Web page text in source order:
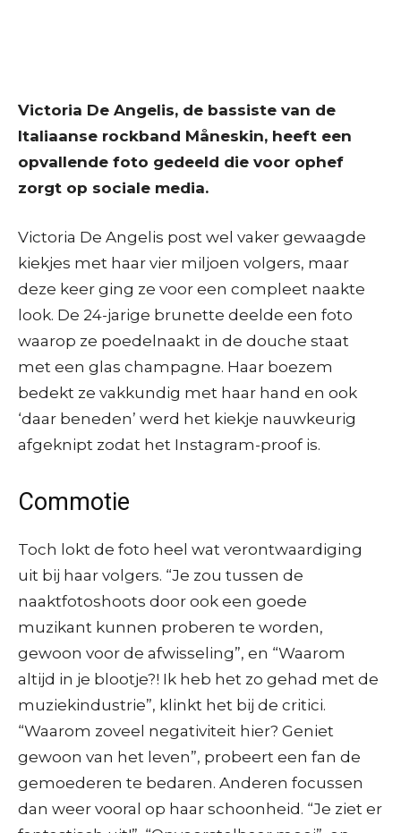
Victoria De Angelis, de bassiste van de
Italiaanse rockband Måneskin, heeft een
opvallende foto gedeeld die voor ophef
zorgt op sociale media.
Victoria De Angelis post wel vaker gewaagde
kiekjes met haar vier miljoen volgers, maar
deze keer ging ze voor een compleet naakte
look. De 24-jarige brunette deelde een foto
waarop ze poedelnaakt in de douche staat
met een glas champagne. Haar boezem
bedekt ze vakkundig met haar hand en ook
‘daar beneden’ werd het kiekje nauwkeurig
afgeknipt zodat het Instagram-proof is.
Commotie
Toch lokt de foto heel wat verontwaardiging
uit bij haar volgers. “Je zou tussen de
naaktfotoshoots door ook een goede
muzikant kunnen proberen te worden,
gewoon voor de afwisseling”, en “Waarom
altijd in je blootje?! Ik heb het zo gehad met de
muziekindustrie”, klinkt het bij de critici.
“Waarom zoveel negativiteit hier? Geniet
gewoon van het leven”, probeert een fan de
gemoederen te bedaren. Anderen focussen
dan weer vooral op haar schoonheid. “Je ziet er